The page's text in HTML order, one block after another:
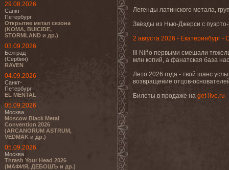
29.08.2026
Санкт-
Петербург
Открытие метал сезона
(KOMA, BUICIDE,
STORMLAND и др.)
03.09.2026
Белград
(Сербия)
RAVEN
04.09.2026
Санкт-
Петербург
EL MENTAL
05.09.2026
Москва
Moscow Black Metal
Convention 2026
(ARCANORUM ASTRUM,
VEDMAK и др.)
05.09.2026
Москва
Thrash Your Head 2026
(МАФИЯ, ДЕБОШЪ и др.)
Легенды латинского метала,
Звёзды из Нью-Джерси с
2 августа 2026 - Екатеринбург -
Ill Niño первыми смешали
млн копий, а фанатская база
Лето 2026 года - твой шанс
возвращение отцов-
Билеты в продаже на get-live.ru